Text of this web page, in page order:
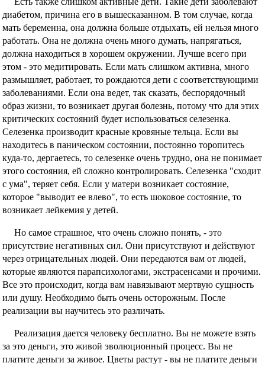
диабетом, причина его в вышесказанном. В том случае, когда
мать беременна, она должна больше отдыхать, ей нельзя много
работать. Она не должна очень много думать, напрягаться,
должна находиться в хорошем окружении. Лучше всего при
этом - это медитировать. Если мать слишком активна, много
размышляет, работает, то рождаются дети с соответствующими
заболеваниями. Если она ведет, так сказать, беспорядочный
образ жизни, то возникает другая болезнь, потому что для этих
критических состояний будет использоваться селезенка.
Селезенка производит красные кровяные тельца. Если вы
находитесь в паническом состоянии, постоянно торопитесь
куда-то, дергаетесь, то селезенке очень трудно, она не понимает
этого состояния, ей сложно контролировать. Селезенка "сходит
с ума", теряет себя. Если у матери возникает состояние,
которое "выводит ее влево", то есть шоковое состояние, то
возникает лейкемия у детей.
Но самое страшное, что очень сложно понять, - это
присутствие негативных сил. Они присутствуют и действуют
через отрицательных людей. Они передаются вам от людей,
которые являются парапсихологами, экстрасенсами и прочими.
Все это происходит, когда вам навязывают мертвую сущность
или душу. Необходимо быть очень осторожным. После
реализации вы научитесь это различать.
Реализация дается человеку бесплатно. Вы не можете взять
за это деньги, это живой эволюционный процесс. Вы не
платите деньги за живое. Цветы растут - вы не платите деньги